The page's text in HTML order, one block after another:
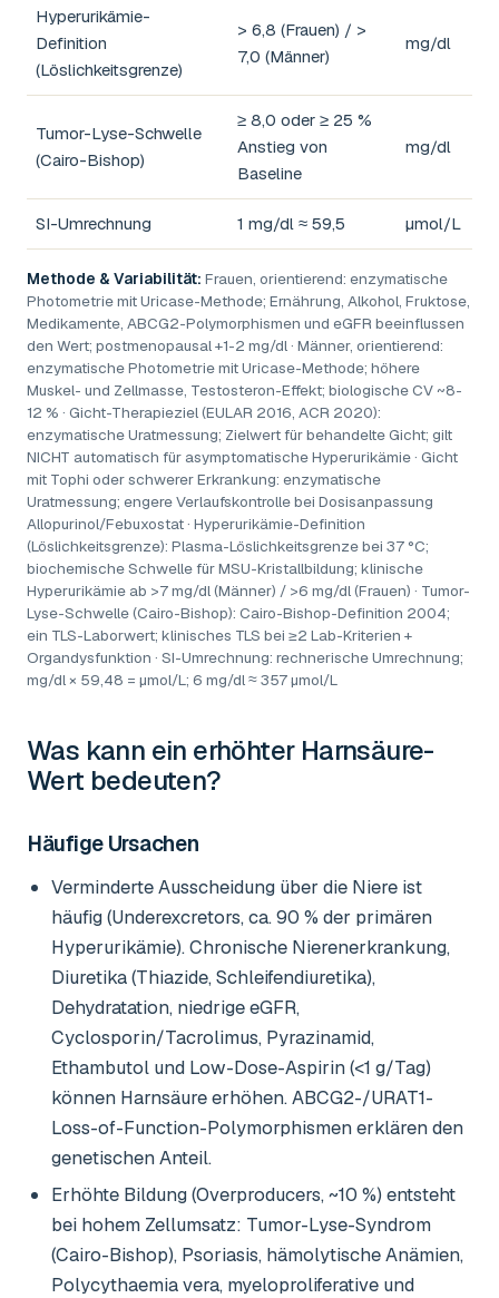
Hyperurikämie-
Definition
(Löslichkeitsgrenze)
> 6,8 (Frauen) / >
7,0 (Männer)
mg/dl
Tumor-Lyse-Schwelle
(Cairo-Bishop)
≥ 8,0 oder ≥ 25 %
Anstieg von
Baseline
mg/dl
SI-Umrechnung 1 mg/dl ≈ 59,5 µmol/L
Methode & Variabilität: Frauen, orientierend: enzymatische
Photometrie mit Uricase-Methode; Ernährung, Alkohol, Fruktose,
Medikamente, ABCG2-Polymorphismen und eGFR beeinflussen
den Wert; postmenopausal +1-2 mg/dl · Männer, orientierend:
enzymatische Photometrie mit Uricase-Methode; höhere
Muskel- und Zellmasse, Testosteron-Effekt; biologische CV ~8-
12 % · Gicht-Therapieziel (EULAR 2016, ACR 2020):
enzymatische Uratmessung; Zielwert für behandelte Gicht; gilt
NICHT automatisch für asymptomatische Hyperurikämie · Gicht
mit Tophi oder schwerer Erkrankung: enzymatische
Uratmessung; engere Verlaufskontrolle bei Dosisanpassung
Allopurinol/Febuxostat · Hyperurikämie-Definition
(Löslichkeitsgrenze): Plasma-Löslichkeitsgrenze bei 37 °C;
biochemische Schwelle für MSU-Kristallbildung; klinische
Hyperurikämie ab >7 mg/dl (Männer) / >6 mg/dl (Frauen) · Tumor-
Lyse-Schwelle (Cairo-Bishop): Cairo-Bishop-Definition 2004;
ein TLS-Laborwert; klinisches TLS bei ≥2 Lab-Kriterien +
Organdysfunktion · SI-Umrechnung: rechnerische Umrechnung;
mg/dl × 59,48 = µmol/L; 6 mg/dl ≈ 357 µmol/L
Was kann ein erhöhter Harnsäure-
Wert bedeuten?
Häufige Ursachen
Verminderte Ausscheidung über die Niere ist
häufig (Underexcretors, ca. 90 % der primären
Hyperurikämie). Chronische Nierenerkrankung,
Diuretika (Thiazide, Schleifendiuretika),
Dehydratation, niedrige eGFR,
Cyclosporin/Tacrolimus, Pyrazinamid,
Ethambutol und Low-Dose-Aspirin (<1 g/Tag)
können Harnsäure erhöhen. ABCG2-/URAT1-
Loss-of-Function-Polymorphismen erklären den
genetischen Anteil.
Erhöhte Bildung (Overproducers, ~10 %) entsteht
bei hohem Zellumsatz: Tumor-Lyse-Syndrom
(Cairo-Bishop), Psoriasis, hämolytische Anämien,
Polycythaemia vera, myeloproliferative und